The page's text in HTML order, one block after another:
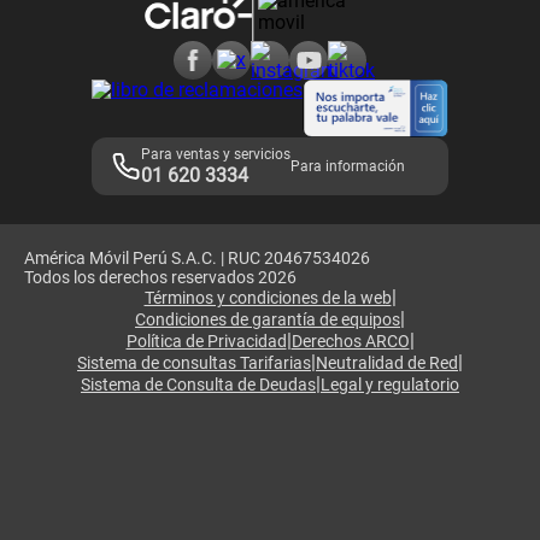
Adquirientes iPhone 6, 6S y SE
Mensaje de Seguridad
Términos y Condiciones de Tienda Claro
Libro de Reclamaciones
Para ventas y servicios
01 620 3334 Para información
América Móvil Perú S.A.C. | RUC 20467534026
Todos los derechos reservados 2026
Términos y condiciones de la web|
Condiciones de garantía de equipos|
Política de Privacidad|Derechos ARCO|
Sistema de consultas Tarifarias|Neutralidad de Red|
Sistema de Consulta de Deudas|Legal y regulatorio